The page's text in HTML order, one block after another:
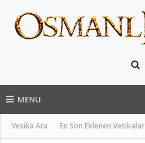
MENU
Vesika Ara En Son Eklenen Vesikalar